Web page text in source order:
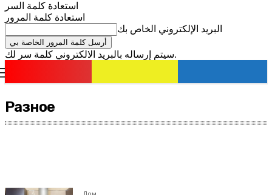
استعادة كلمة السر
استعادة كلمة المرور
البريد الإلكتروني الخاص بك
سيتم إرساله بالبريد الالكتروني كلمة سر لك.
Разное